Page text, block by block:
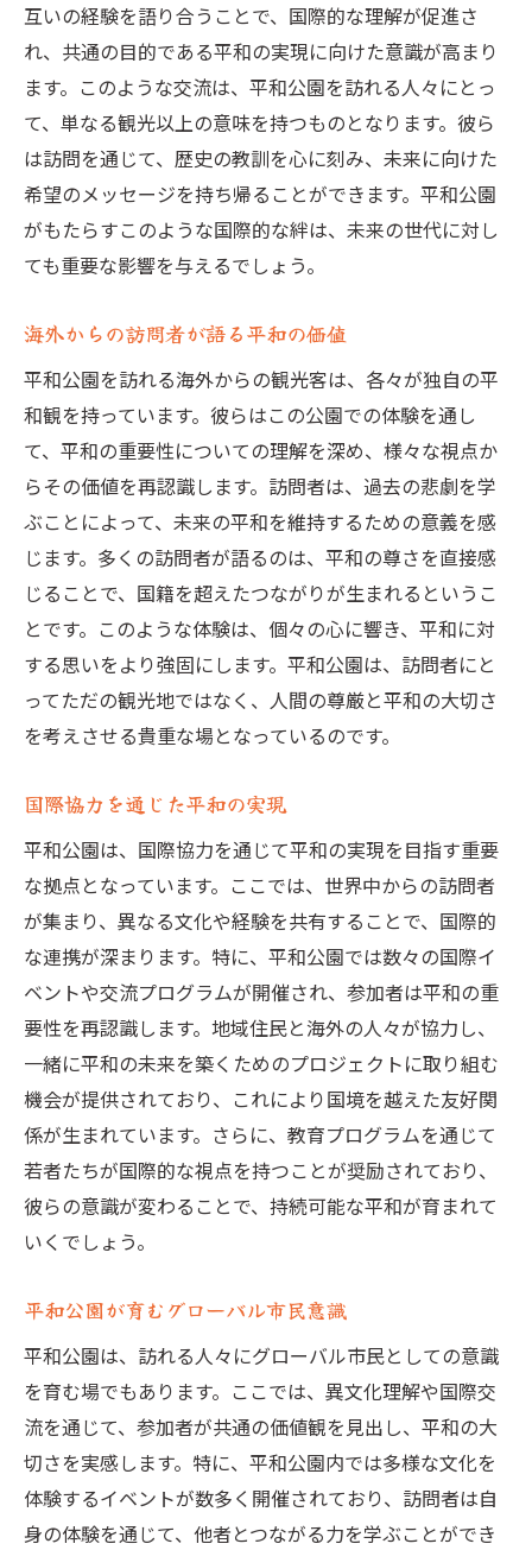
互いの経験を語り合うことで、国際的な理解が促進さ
れ、共通の目的である平和の実現に向けた意識が高まり
ます。このような交流は、平和公園を訪れる人々にとっ
て、単なる観光以上の意味を持つものとなります。彼ら
は訪問を通じて、歴史の教訓を心に刻み、未来に向けた
希望のメッセージを持ち帰ることができます。平和公園
がもたらすこのような国際的な絆は、未来の世代に対し
ても重要な影響を与えるでしょう。
海外からの訪問者が語る平和の価値
平和公園を訪れる海外からの観光客は、各々が独自の平
和観を持っています。彼らはこの公園での体験を通し
て、平和の重要性についての理解を深め、様々な視点か
らその価値を再認識します。訪問者は、過去の悲劇を学
ぶことによって、未来の平和を維持するための意義を感
じます。多くの訪問者が語るのは、平和の尊さを直接感
じることで、国籍を超えたつながりが生まれるというこ
とです。このような体験は、個々の心に響き、平和に対
する思いをより強固にします。平和公園は、訪問者にと
ってただの観光地ではなく、人間の尊厳と平和の大切さ
を考えさせる貴重な場となっているのです。
国際協力を通じた平和の実現
平和公園は、国際協力を通じて平和の実現を目指す重要
な拠点となっています。ここでは、世界中からの訪問者
が集まり、異なる文化や経験を共有することで、国際的
な連携が深まります。特に、平和公園では数々の国際イ
ベントや交流プログラムが開催され、参加者は平和の重
要性を再認識します。地域住民と海外の人々が協力し、
一緒に平和の未来を築くためのプロジェクトに取り組む
機会が提供されており、これにより国境を越えた友好関
係が生まれています。さらに、教育プログラムを通じて
若者たちが国際的な視点を持つことが奨励されており、
彼らの意識が変わることで、持続可能な平和が育まれて
いくでしょう。
平和公園が育むグローバル市民意識
平和公園は、訪れる人々にグローバル市民としての意識
を育む場でもあります。ここでは、異文化理解や国際交
流を通じて、参加者が共通の価値観を見出し、平和の大
切さを実感します。特に、平和公園内では多様な文化を
体験するイベントが数多く開催されており、訪問者は自
身の体験を通じて、他者とつながる力を学ぶことができ